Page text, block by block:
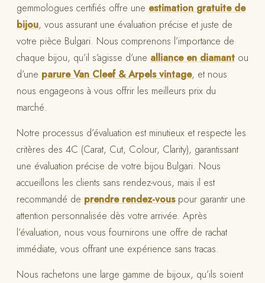
gemmologues certifiés offre une estimation gratuite de
bijou, vous assurant une évaluation précise et juste de
votre pièce Bulgari. Nous comprenons l’importance de
chaque bijou, qu’il s’agisse d’une alliance en diamant ou
d’une parure Van Cleef & Arpels vintage, et nous
nous engageons à vous offrir les meilleurs prix du
marché.
Notre processus d’évaluation est minutieux et respecte les
critères des 4C (Carat, Cut, Colour, Clarity), garantissant
une évaluation précise de votre bijou Bulgari. Nous
accueillons les clients sans rendez-vous, mais il est
recommandé de prendre rendez-vouspour garantir une
attention personnalisée dès votre arrivée. Après
l’évaluation, nous vous fournirons une offre de rachat
immédiate, vous offrant une expérience sans tracas.
Nous rachetons une large gamme de bijoux, qu’ils soient